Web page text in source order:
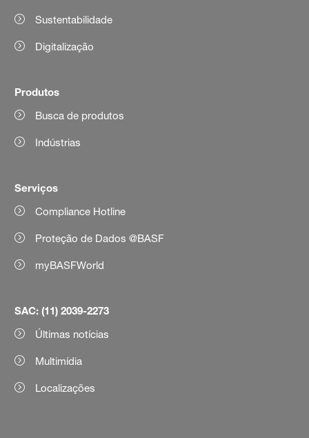
Sustentabilidade
Digitalização
Produtos
Busca de produtos
Indústrias
Serviços
Compliance Hotline
Proteção de Dados @BASF
myBASFWorld
SAC: (11) 2039-2273
Últimas notícias
Multimídia
Localizações